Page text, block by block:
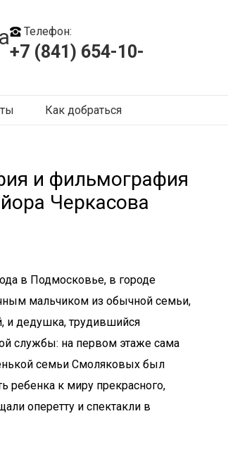
Телефон:
+7 (841) 654-10-
Как добраться
и фильмография
Черкасова
в Подмосковье, в городе
мальчиком из обычной семьи,
и дедушка, трудившийся
службы: на первом этаже сама
семьи Смоляковых был
ребенка к миру прекрасного,
оперетту и спектакли в